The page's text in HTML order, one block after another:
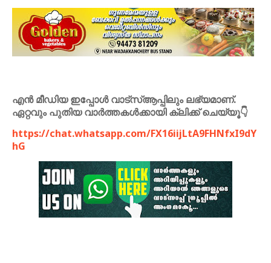
എൻ മീഡിയ ഇപ്പോൾ വാട്സ്ആപ്പിലും ലഭ്യമാണ്.
ഏറ്റവും പുതിയ വാർത്തകൾക്കായി ക്ലിക്ക് ചെയ്യൂ👇
https://chat.whatsapp.com/FX16iijLtA9FHNfxI9dY
hG